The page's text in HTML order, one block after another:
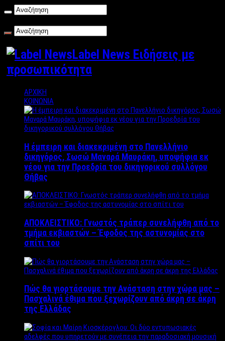
Label News Ειδήσεις με
προσωπικότητα
ΑΡΧΙΚΗ
ΚΟΙΝΩΝΙΑ
Η έμπειρη και διακεκριμένη στο Πανελλήνιο
δικηγόρος, Σωσώ Μαναρά Μαυράκη, υποψήφια εκ
νέου για την Προεδρία του δικηγορικού συλλόγου
Θήβας
ΑΠΟΚΛΕΙΣΤΙΚΟ: Γνωστός τράπερ συνελήφθη από το
τμήμα εκβιαστών – Έφοδος της αστυνομίας στο
σπίτι του
Πώς θα γιορτάσουμε την Ανάσταση στην χώρα μας –
Πασχαλινά έθιμα που ξεχωρίζουν από άκρη σε άκρη
της Ελλάδας